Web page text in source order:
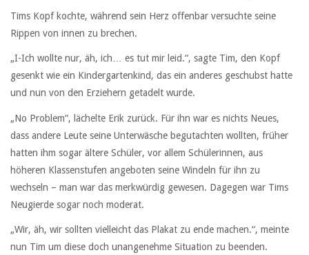
Tims Kopf kochte, während sein Herz offenbar versuchte seine
Rippen von innen zu brechen.
„I-Ich wollte nur, äh, ich… es tut mir leid.“, sagte Tim, den Kopf
gesenkt wie ein Kindergartenkind, das ein anderes geschubst hatte
und nun von den Erziehern getadelt wurde.
„No Problem“, lächelte Erik zurück. Für ihn war es nichts Neues,
dass andere Leute seine Unterwäsche begutachten wollten, früher
hatten ihm sogar ältere Schüler, vor allem Schülerinnen, aus
höheren Klassenstufen angeboten seine Windeln für ihn zu
wechseln – man war das merkwürdig gewesen. Dagegen war Tims
Neugierde sogar noch moderat.
„Wir, äh, wir sollten vielleicht das Plakat zu ende machen.“, meinte
nun Tim um diese doch unangenehme Situation zu beenden.